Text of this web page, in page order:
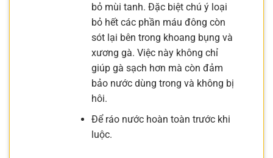
bỏ mùi tanh. Đặc biệt chú ý loại
bỏ hết các phần máu đông còn
sót lại bên trong khoang bụng và
xương gà. Việc này không chỉ
giúp gà sạch hơn mà còn đảm
bảo nước dùng trong và không bị
hôi.
Để ráo nước hoàn toàn trước khi
luộc.